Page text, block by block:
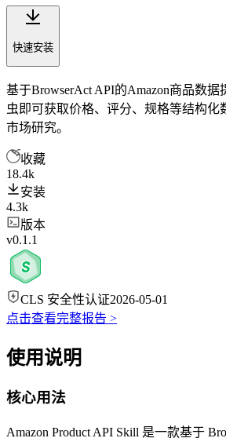
快速安装
基于BrowserAct API的Amazon商品数
虫即可获取价格、评分、规格等结构化
市场研究。
收藏
18.4k
安装
4.3k
版本
v0.1.1
CLS 安全性认证2026-05-01
点击查看完整报告 >
使用说明
核心用法
Amazon Product API Skill 是一款基于